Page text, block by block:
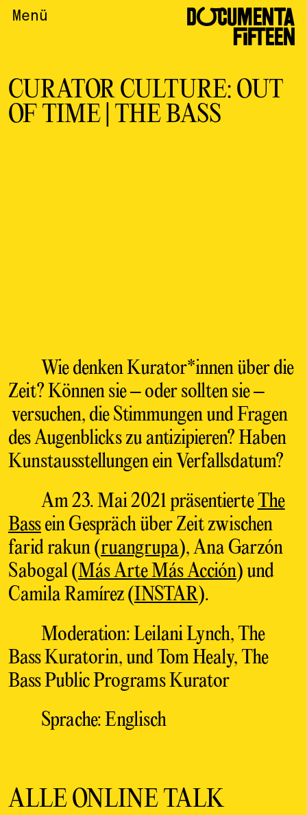
Menü DOCUMENTA
FIFTEEN
CURATOR CULTURE: OUT
OF TIME | THE BASS
Wie denken Kurator*innen über die
Zeit? Können sie – oder sollten sie –
versuchen, die Stimmungen und Fragen
des Augenblicks zu antizipieren? Haben
Kunstausstellungen ein Verfallsdatum?
Am 23. Mai 2021 präsentierteThe
Bassein Gespräch über Zeit zwischen
farid rakun (ruangrupa), Ana Garzón
Sabogal (Más Arte Más Acción) und
Camila Ramírez (INSTAR).
Moderation: Leilani Lynch, The
Bass Kuratorin, und Tom Healy, The
Bass Public Programs Kurator
Sprache: Englisch
ALLE ONLINE TALK